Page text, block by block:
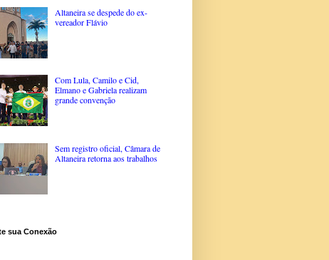
Altaneira se despede do ex-
vereador Flávio
Com Lula, Camilo e Cid,
Elmano e Gabriela realizam
grande convenção
Sem registro oficial, Câmara de
Altaneira retorna aos trabalhos
sua Conexão